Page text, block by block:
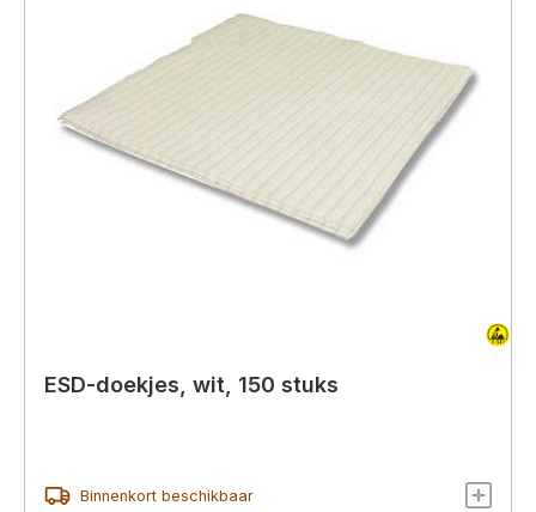
ESD-doekjes, wit, 150 stuks
Binnenkort beschikbaar